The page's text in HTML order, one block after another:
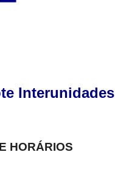
Interunidades
HORÁRIOS